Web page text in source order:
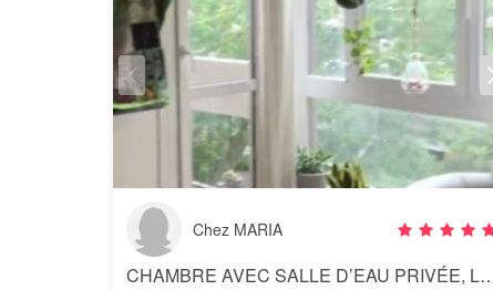
Chez MARIA
CHAMBRE AVEC SALLE